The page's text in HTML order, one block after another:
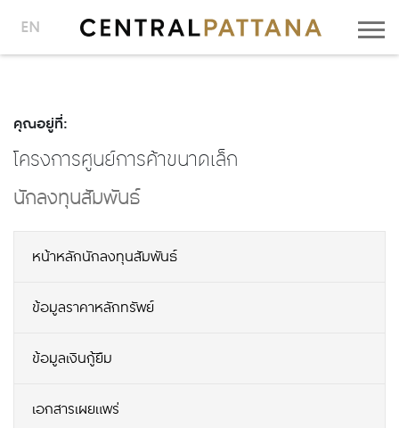
EN
คุณอยู่ที่:
โครงการศูนย์การค้าขนาดเล็ก
นักลงทุนสัมพันธ์
หน้าหลักนักลงทุนสัมพันธ์
ข้อมูลราคาหลักทรัพย์
ข้อมูลเงินกู้ยืม
เอกสารเผยแพร่